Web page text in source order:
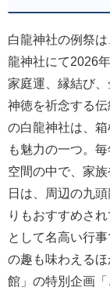
白龍神社の例祭
龍神社にて2026
家庭運、縁結び
神徳を祈念する
の白龍神社は、
も魅力の一つ。
空間の中で、家
日は、周辺の九
りもおすすめさ
として名高い行
の趣も味わえる
館」の特別企画